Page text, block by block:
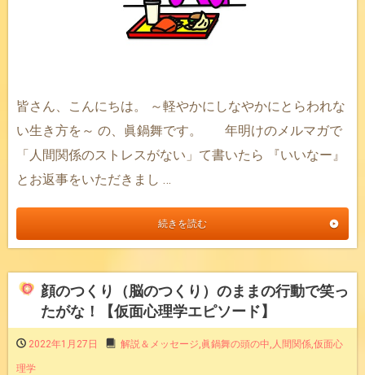
皆さん、こんにちは。 ～軽やかにしなやかにとらわれな
い生き方を～ の、眞鍋舞です。 年明けのメルマガで
「人間関係のストレスがない」て書いたら 『いいなー』
とお返事をいただきまし …
続きを読む
顔のつくり（脳のつくり）のままの行動で笑っ
たがな！【仮面心理学エピソード】
2022年1月27日 解説＆メッセージ 眞鍋舞の頭の中 人間関係 仮面心
理学